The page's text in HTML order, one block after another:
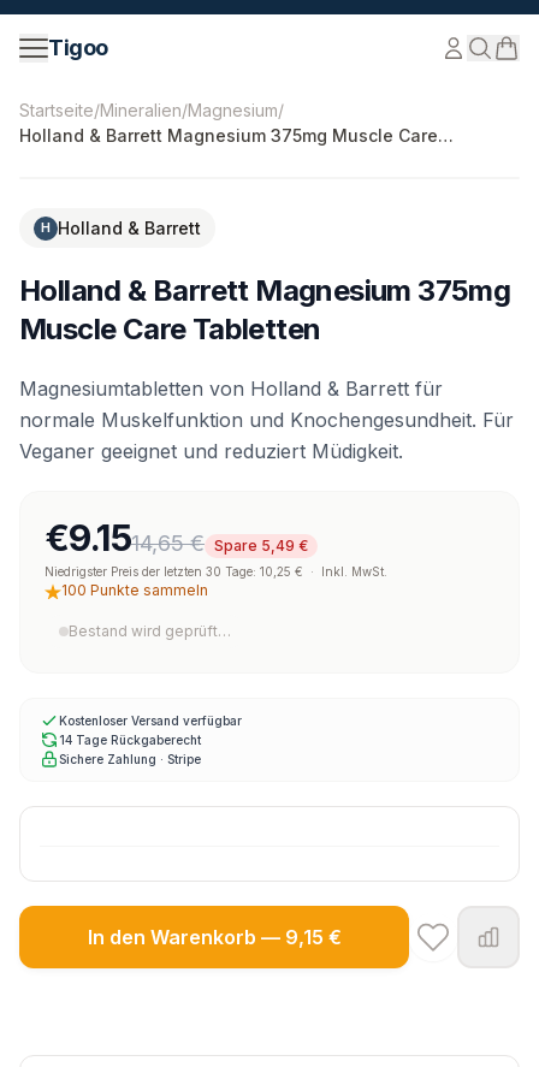
Zum Inhalt springen
Tigoo
©2026Nutri Nordic AB.Alle Rechte vorbehalten.
Startseite/Mineralien/Magnesium/
Holland & Barrett Magnesium 375mg Muscle Care
H Holland & Barrett
Holland & Barrett Magnesium 375mg
Muscle Care Tabletten
Magnesiumtabletten von Holland & Barrett für
normale Muskelfunktion und Knochengesundheit. Für
Veganer geeignet und reduziert Müdigkeit.
€9.1514,65 € Spare 5,49 €
Niedrigster Preis der letzten 30 Tage: 10,25 € · Inkl. MwSt.
100 Punkte sammeln
Bestand wird geprüft…
Kostenloser Versand verfügbar
14 Tage Rückgaberecht
Sichere Zahlung · Stripe
In den Warenkorb — 9,15 €